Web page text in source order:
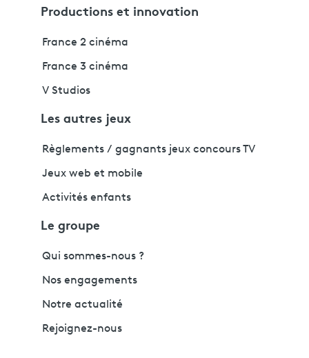
Productions et innovation
France 2 cinéma
France 3 cinéma
V Studios
Les autres jeux
Règlements / gagnants jeux concours TV
Jeux web et mobile
Activités enfants
Le groupe
Qui sommes-nous ?
Nos engagements
Notre actualité
Rejoignez-nous